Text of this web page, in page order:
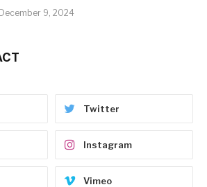
December 9, 2024
Twitter
Instagram
Vimeo